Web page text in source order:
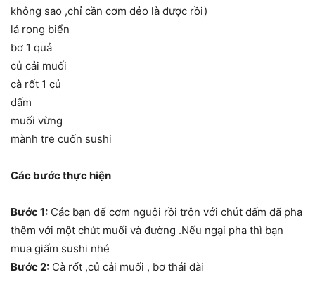
không sao ,chỉ cần cơm dẻo là được rồi)
lá rong biển
bơ 1 quả
củ cải muối
cà rốt 1 củ
dấm
muối vừng
mành tre cuốn sushi
Các bước thực hiện
Bước 1: Các bạn để cơm nguội rồi trộn với chút dấm đã pha
thêm với một chút muối và đường .Nếu ngại pha thì bạn
mua giấm sushi nhé
Bước 2: Cà rốt ,củ cải muối , bơ thái dài